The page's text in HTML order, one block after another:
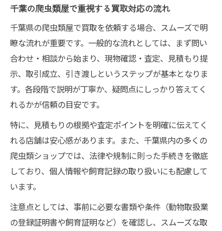
千葉の爬虫類屋で重視する買取対応の流れ
千葉県の爬虫類屋で買取を依頼する場合、スムーズで明
瞭な流れが重要です。一般的な流れとしては、まず問い
合わせ・相談から始まり、現物確認・査定、見積もり提
示、取引成立、引き渡しというステップが基本となりま
す。各段階で説明が丁寧か、疑問点にしっかり答えてく
れるかが信頼の目安です。
特に、見積もりの根拠や査定ポイントを明確に伝えてく
れる店舗は安心感があります。また、千葉県内の多くの
爬虫類ショップでは、法律や規制に則った手続きを徹底
しており、個人情報や飼育記録の取り扱いにも配慮して
います。
注意点としては、事前に必要な書類や条件（動物取扱業
の登録証明書や飼育証明など）を確認し、スムーズな取